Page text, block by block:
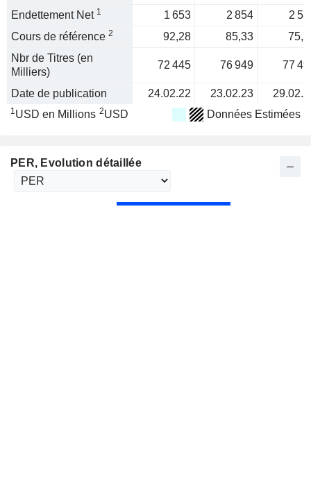
Endettement Net 1 1 653 2 854
2
Cours de référence 2 92,28 85,33
Nbr de Titres (en
Milliers)
72 445 76 949 77
Date de publication 24.02.22 23.02.23
1USD en Millions 2USD Données Estimées
PER, Evolution détaillée